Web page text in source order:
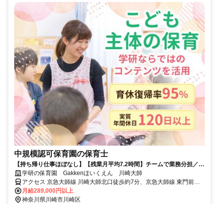
中規模認可保育園の保育士
【持ち帰り仕事ほぼなし】【残業月平均7.2時間】チームで業務分担／こ
どもと向き合える保育園★未経験・ブランクOK★
学研の保育園 Gakkenほいくえん 川崎大師
アクセス 京急大師線 川崎大師北口徒歩約7分、京急大師線 東門前徒
歩約6分、京急大師線 大師橋徒歩約13分
月給289,000円以上
神奈川県川崎市川崎区